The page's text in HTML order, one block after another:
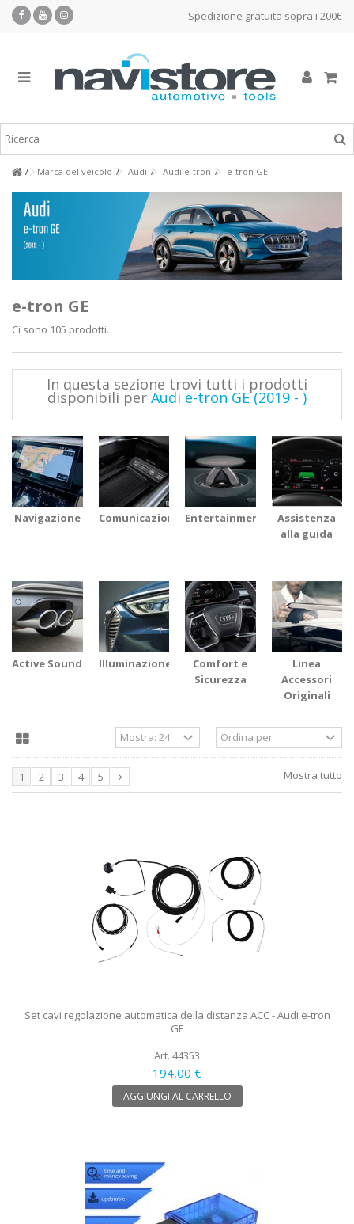
Spedizione gratuita sopra i 200€
Marca del veicolo Audi Audi e-tron e-tron GE
e-tron GE
Ci sono 105 prodotti.
In questa sezione trovi tutti i prodotti
disponibili per Audi e-tron GE (2019 - )
Navigazione Comunicazione Entertainment
Assistenza
alla guida
Active Sound Illuminazione
Comfort e
Sicurezza
Linea
Accessori
Originali
Mostra tutto
1 2 3 4 5
Set cavi regolazione automatica della distanza ACC - Audi e-tron
GE
Art. 44353
194,00 €
AGGIUNGI AL CARRELLO